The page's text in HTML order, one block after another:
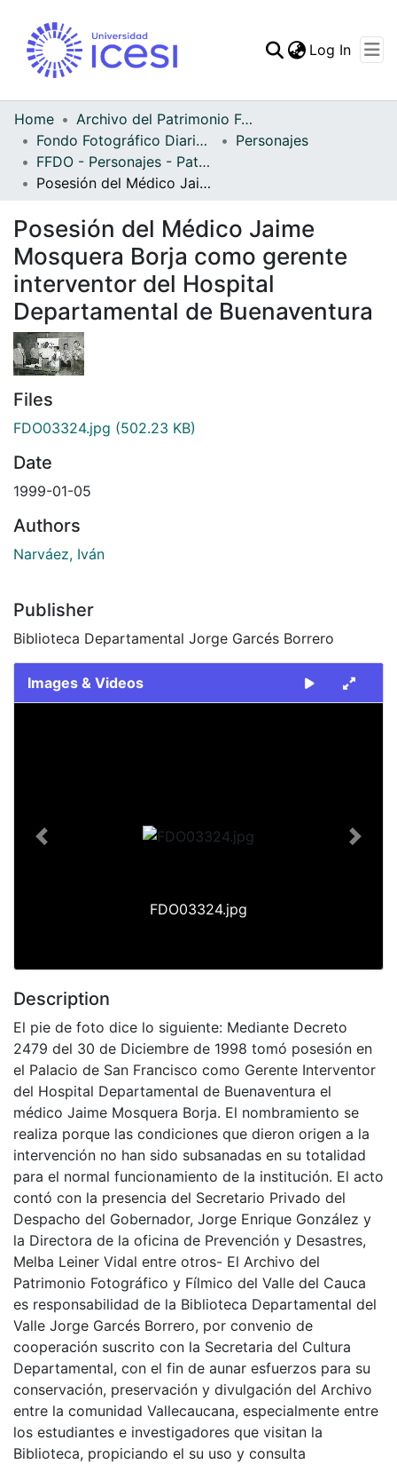
Statistics
Log In
Home
Archivo del Patrimonio Fotográfico y Fílmico del Valle del Cauca
Fondo Fotográfico Diario Occidente
Personajes
FFDO - Personajes - Patrimonial
Posesión del Médico Jaime Mosquera Borja como gerente interventor del Hospital Departamental de Buenaventura
Posesión del Médico Jaime
Mosquera Borja como gerente
interventor del Hospital
Departamental de Buenaventura
Files
FDO03324.jpg (502.23 KB)
Date
1999-01-05
Authors
Narváez, Iván
Publisher
Biblioteca Departamental Jorge Garcés Borrero
Images & Videos
FDO03324.jpg
Previous Next
Description
El pie de foto dice lo siguiente: Mediante Decreto
2479 del 30 de Diciembre de 1998 tomó posesión en
el Palacio de San Francisco como Gerente Interventor
del Hospital Departamental de Buenaventura el
médico Jaime Mosquera Borja. El nombramiento se
realiza porque las condiciones que dieron origen a la
intervención no han sido subsanadas en su totalidad
para el normal funcionamiento de la institución. El acto
contó con la presencia del Secretario Privado del
Despacho del Gobernador, Jorge Enrique González y
la Directora de la oficina de Prevención y Desastres,
Melba Leiner Vidal entre otros- El Archivo del
Patrimonio Fotográfico y Fílmico del Valle del Cauca
es responsabilidad de la Biblioteca Departamental del
Valle Jorge Garcés Borrero, por convenio de
cooperación suscrito con la Secretaria del Cultura
Departamental, con el fin de aunar esfuerzos para su
conservación, preservación y divulgación del Archivo
entre la comunidad Vallecaucana, especialmente entre
los estudiantes e investigadores que visitan la
Biblioteca, propiciando el su uso y consulta